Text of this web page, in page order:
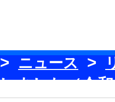
> ニュース >
ました（令